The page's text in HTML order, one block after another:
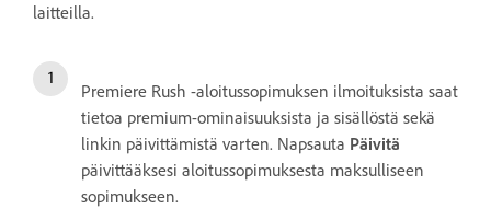
laitteilla.
Premiere Rush -aloitussopimuksen ilmoituksista saat
tietoa premium-ominaisuuksista ja sisällöstä sekä
linkin päivittämistä varten. Napsauta Päivitä
päivittääksesi aloitussopimuksesta maksulliseen
sopimukseen.